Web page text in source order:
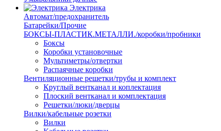
Электрика
Автомат/предохранитель
Батарейки/Прочие
БОКСЫ-ПЛАСТИК.МЕТАЛЛИ./коробки/пробники
Боксы
Коробки установочные
Мультиметры/отвертки
Распаячные коробки
Вентиляционные решетки/трубы и комплект
Круглый вентканал и коплектация
Плоский вентканал и комплектация
Решетки/люки/дверцы
Вилки/кабельные розетки
Вилки